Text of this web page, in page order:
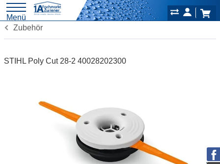
Menü
Zubehör
STIHL Poly Cut 28-2 40028202300